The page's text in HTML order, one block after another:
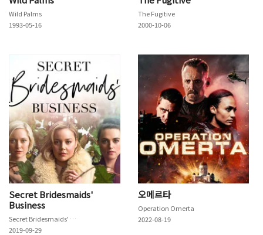
Wild Palms
1993-05-16
The Fugitive
2000-10-06
Secret Bridesmaids'
Business
Secret Bridesmaids' Business
2019-09-29
오메르타
Operation Omerta
2022-08-19